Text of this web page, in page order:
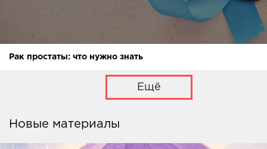
Рак простаты: что нужно знать
Ещё
Новые материалы